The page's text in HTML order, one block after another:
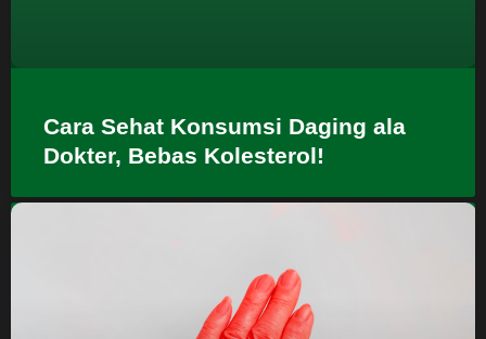
Cara Sehat Konsumsi Daging ala
Dokter, Bebas Kolesterol!